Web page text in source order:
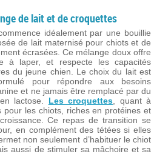
de lait et de croquettes
idéalement par une bouillie
de lait maternisé pour chiots et de
écrasées. Ce mélange doux offre
à laper, et respecte les capacités
du jeune chien. Le choix du lait est
pour répondre aux besoins
et ne jamais être remplacé par du
lactose. Les croquettes , quant à
pour les chiots, riches en protéines et
Ce repas de transition se
en complément des tétées si elles
non seulement d’habituer le chiot
aussi de stimuler sa mâchoire et sa